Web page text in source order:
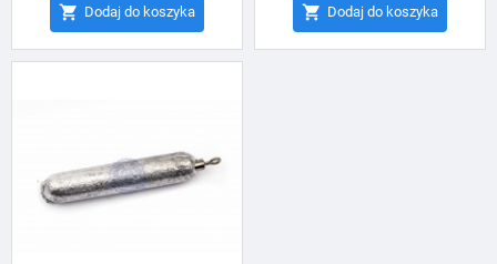
 Dodaj do koszyka  Dodaj do koszyka